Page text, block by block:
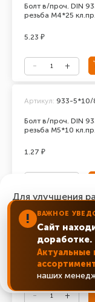
Болт в/проч. DIN
резьба М4*25
5.23 ₽
Болт в/проч. DIN
резьба М5*10
Артикул: 933-5*10/
1.27 ₽
Болт в/проч. DIN
резьба М5*12
Артикул: 933-5*12/
1.12 ₽
! ВАЖНОЕ
Сайт
доработке.
Актуальные
наших
Для улучшения
согласиться с
нажмите “Ок,
ОК, понятно!